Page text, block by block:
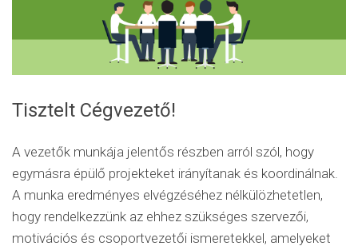
Tisztelt Cégvezető!
A vezetők munkája jelentős részben arról szól, hogy
egymásra épülő projekteket irányítanak és koordinálnak.
A munka eredményes elvégzéséhez nélkülözhetetlen,
hogy rendelkezzünk az ehhez szükséges szervezői,
motivációs és csoportvezetői ismeretekkel, amelyeket